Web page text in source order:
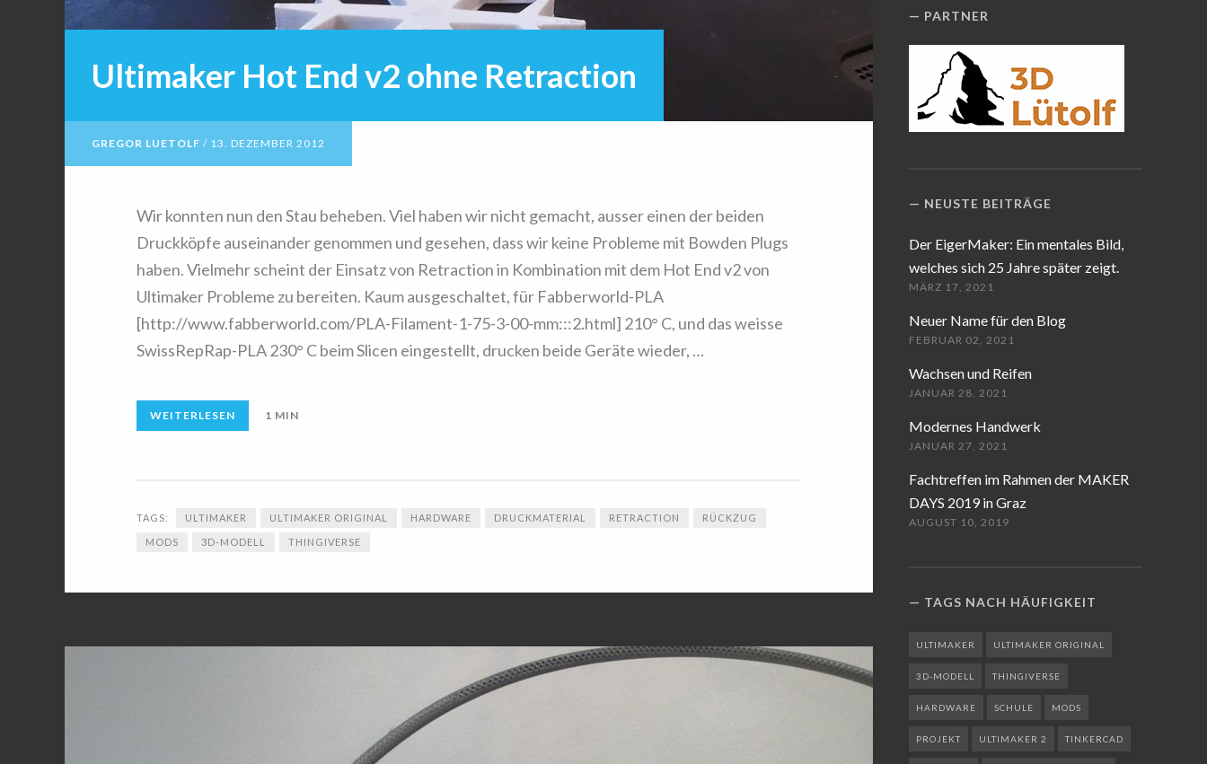
Ultimaker Hot End v2 ohne Retraction
GREGOR LUETOLF / 13. DEZEMBER 2012
Wir konnten nun den Stau beheben. Viel haben wir nicht gemacht, ausser einen der beiden
Druckköpfe auseinander genommen und gesehen, dass wir keine Probleme mit Bowden Plugs
haben. Vielmehr scheint der Einsatz von Retraction in Kombination mit dem Hot End v2 von
Ultimaker Probleme zu bereiten. Kaum ausgeschaltet, für Fabberworld-PLA
[http://www.fabberworld.com/PLA-Filament-1-75-3-00-mm:::2.html] 210° C, und das weisse
SwissRepRap-PLA 230° C beim Slicen eingestellt, drucken beide Geräte wieder, …
WEITERLESEN 1 MIN
TAGS: ULTIMAKER ULTIMAKER ORIGINAL HARDWARE DRUCKMATERIAL RETRACTION RÜCKZUG
MODS 3D-MODELL THINGIVERSE
PARTNER
NEUSTE BEITRÄGE
Der EigerMaker: Ein mentales Bild,
welches sich 25 Jahre später zeigt.
MÄRZ 17, 2021
Neuer Name für den Blog
FEBRUAR 02, 2021
Wachsen und Reifen
JANUAR 28, 2021
Modernes Handwerk
JANUAR 27, 2021
Fachtreffen im Rahmen der MAKER
DAYS 2019 in Graz
AUGUST 10, 2019
TAGS NACH HÄUFIGKEIT
ULTIMAKER ULTIMAKER ORIGINAL
3D-MODELL THINGIVERSE
HARDWARE SCHULE MODS
PROJEKT ULTIMAKER 2 TINKERCAD